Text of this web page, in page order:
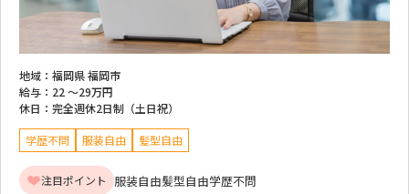
地域： 福岡県 福岡市
給与： 22 ～29万円
休日： 完全週休2日制（土日祝）
学歴不問 服装自由 髪型自由
注目ポイント 服装自由髪型自由学歴不問